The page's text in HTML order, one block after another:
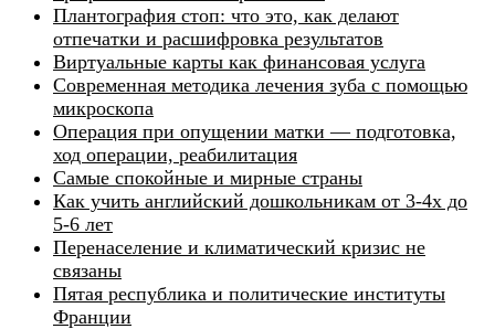
Плантография стоп: что это, как делают
отпечатки и расшифровка результатов
Виртуальные карты как финансовая услуга
Современная методика лечения зуба с помощью
микроскопа
Операция при опущении матки — подготовка,
ход операции, реабилитация
Самые спокойные и мирные страны
Как учить английский дошкольникам от 3-4х до
5-6 лет
Перенаселение и климатический кризис не
связаны
Пятая республика и политические институты
Франции